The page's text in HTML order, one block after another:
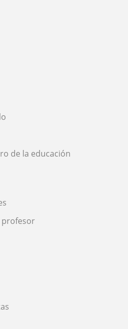
de la educación
profesor